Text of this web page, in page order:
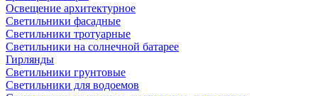
Освещение архитектурное
Светильники фасадные
Светильники тротуарные
Светильники на солнечной батарее
Гирлянды
Светильники грунтовые
Светильники для водоемов